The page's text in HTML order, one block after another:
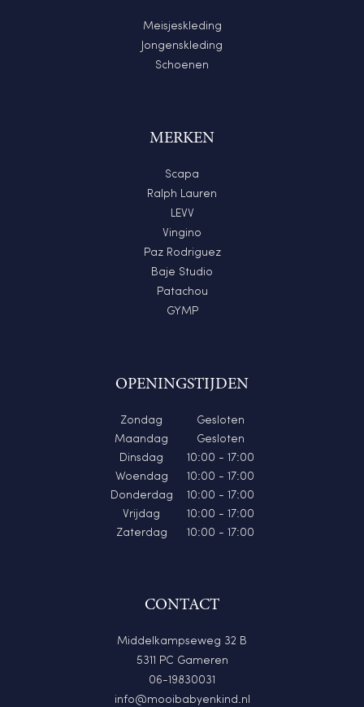
Meisjeskleding
Jongenskleding
Schoenen
MERKEN
Scapa
Ralph Lauren
LEVV
Vingino
Paz Rodriguez
Baje Studio
Patachou
GYMP
OPENINGSTIJDEN
Zondag
Gesloten
Maandag
Gesloten
Dinsdag
10:00 - 17:00
Woendag
10:00 - 17:00
Donderdag
10:00 - 17:00
Vrijdag
10:00 - 17:00
Zaterdag
10:00 - 17:00
CONTACT
Middelkampseweg 32 B
5311 PC Gameren
06-19830031
info@mooibabyenkind.nl